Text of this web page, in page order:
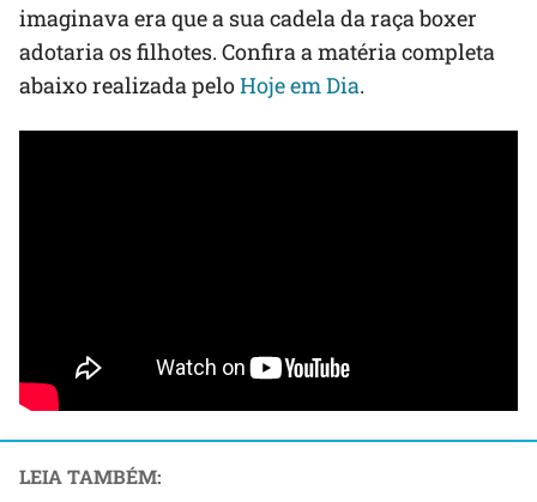
imaginava era que a sua cadela da raça boxer
adotaria os filhotes. Confira a matéria completa
abaixo realizada peloHoje em Dia.